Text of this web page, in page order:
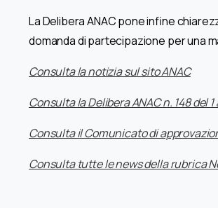
La Delibera ANAC pone infine
domanda di partecipazione per una
Consulta la notizia sul sito ANAC
Consulta la Delibera ANAC n. 148 del
Consulta il Comunicato di
Consulta tutte le news della rubrica